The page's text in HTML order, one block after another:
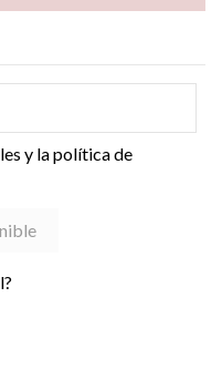
y la política de